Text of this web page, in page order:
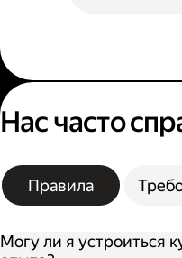
Нас часто
Правила
Могу ли я устроиться